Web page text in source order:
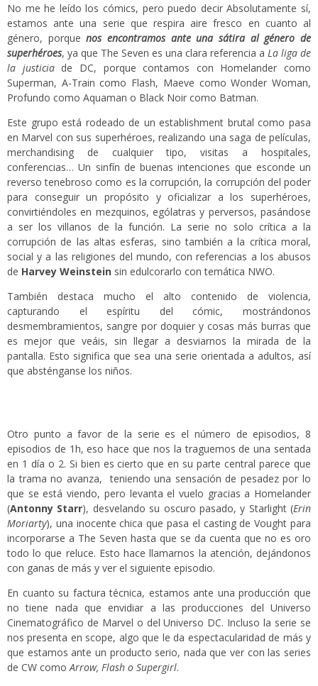
No me he leído los cómics, pero puedo decir Absolutamente sí,
estamos ante una serie que respira aire fresco en cuanto al
género, porquenos encontramos ante una sátira al género de
superhéroes, ya que The Seven es una clara referencia a La liga de
la justiciade DC, porque contamos con Homelander como
Superman, A-Train como Flash, Maeve como Wonder Woman,
Profundo como Aquaman o Black Noir como Batman.
Este grupo está rodeado de un establishment brutal como pasa
en Marvel con sus superhéroes, realizando una saga de películas,
merchandising de cualquier tipo, visitas a hospitales,
conferencias… Un sinfín de buenas intenciones que esconde un
reverso tenebroso como es la corrupción, la corrupción del poder
para conseguir un propósito y oficializar a los superhéroes,
convirtiéndoles en mezquinos, ególatras y perversos, pasándose
a ser los villanos de la función. La serie no solo crítica a la
corrupción de las altas esferas, sino también a la crítica moral,
social y a las religiones del mundo, con referencias a los abusos
de Harvey Weinstein sin edulcorarlo con temática NWO.
También destaca mucho el alto contenido de violencia,
capturando el espíritu del cómic, mostrándonos
desmembramientos, sangre por doquier y cosas más burras que
es mejor que veáis, sin llegar a desviarnos la mirada de la
pantalla. Esto significa que sea una serie orientada a adultos, así
que absténganse los niños.
Otro punto a favor de la serie es el número de episodios, 8
episodios de 1h, eso hace que nos la traguemos de una sentada
en 1 día o 2. Si bien es cierto que en su parte central parece que
la trama no avanza, teniendo una sensación de pesadez por lo
que se está viendo, pero levanta el vuelo gracias a Homelander
(Antonny Starr), desvelando su oscuro pasado, y Starlight (Erin
Moriarty), una inocente chica que pasa el casting de Vought para
incorporarse a The Seven hasta que se da cuenta que no es oro
todo lo que reluce. Esto hace llamarnos la atención, dejándonos
con ganas de más y ver el siguiente episodio.
En cuanto su factura técnica, estamos ante una producción que
no tiene nada que envidiar a las producciones del Universo
Cinematográfico de Marvel o del Universo DC. Incluso la serie se
nos presenta en scope, algo que le da espectacularidad de más y
que estamos ante un producto serio, nada que ver con las series
de CW comoArrow, Flash o Supergirl.